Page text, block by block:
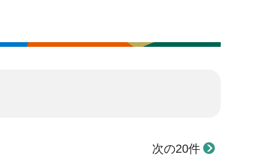
次の20件